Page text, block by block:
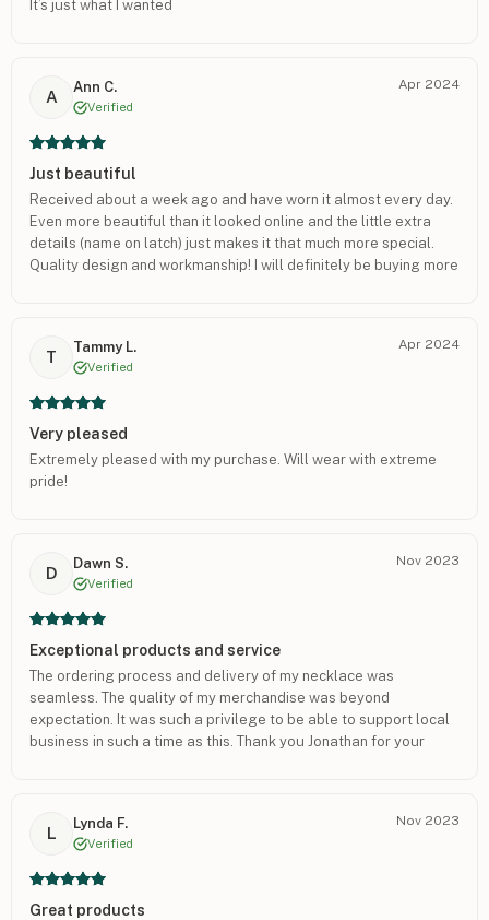
It’s just what I wanted
A
Ann C.
Verified
Apr 2024
Just beautiful
Received about a week ago and have worn it almost every day.
Even more beautiful than it looked online and the little extra
details (name on latch) just makes it that much more special.
Quality design and workmanship! I will definitely be buying more
T
Tammy L.
Verified
Apr 2024
Very pleased
Extremely pleased with my purchase. Will wear with extreme
pride!
D
Dawn S.
Verified
Nov 2023
Exceptional products and service
The ordering process and delivery of my necklace was
seamless. The quality of my merchandise was beyond
expectation. It was such a privilege to be able to support local
business in such a time as this. Thank you Jonathan for your
L
Lynda F.
Verified
Nov 2023
Great products